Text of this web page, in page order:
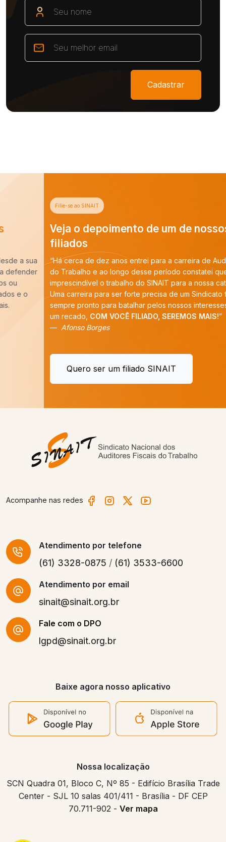
Cadastrar
Filie-se ao SINAIT
Veja o depoimento de um de nossos
“Há cerca de dez anos entrei para a carreira de Auditoria-Fiscal
do Trabalho e ao longo desse período constatei que é
imprescindível o trabalho do SINAIT para a nossa categoria.
Uma carreira para ser forte precisa de um Sindicato forte,
sempre pronto para batalhar pelos nossos interesses. E tenho
COM VOCÊ FILIADO, SEREMOS MAIS!”
Afonso Borges
Quero ser um filiado SINAIT
Acompanhe nas redes
Atendimento por telefone
(61) 3328-0875 / (61) 3533-6600
Atendimento por email
sinait@sinait.org.br
Fale com o DPO
lgpd@sinait.org.br
Baixe agora nosso aplicativo
Nossa localização
SCN Quadra 01, Bloco C, Nº 85 - Edifício Brasília Trade
Center - SJL 10 salas 401/411 - Brasília - DF CEP
70.711-902 - Ver mapa